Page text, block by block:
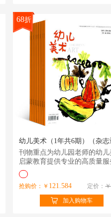
68折
刊物重点为幼儿园老师的幼儿
启蒙教育提供专业的高质量服
抢购价：￥ 121.584 定价：
加入购物车